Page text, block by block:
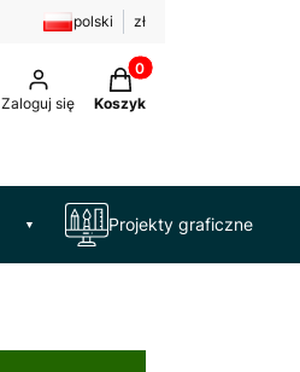
polski zł
Zaloguj się
Produkty w koszyku:
Koszyk
▼ Projekty graficzne